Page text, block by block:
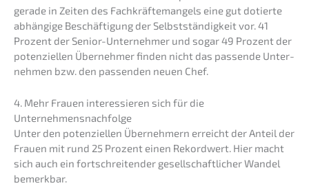
gerade in Zeiten des Fachkräf­te­man­gels eine gut dotier­te
abhän­gi­ge Beschäf­ti­gung der Selbst­stän­dig­keit vor. 41
Prozent der Senior-Unter­neh­mer und sogar 49 Prozent der
poten­zi­el­len Überneh­mer finden nicht das passen­de Unter­
neh­men bzw. den passen­den neuen Chef.
4. Mehr Frauen inter­es­sie­ren sich für die
Unternehmensnachfolge
Unter den poten­zi­el­len Überneh­mern erreicht der Anteil der
Frauen mit rund 25 Prozent einen Rekord­wert. Hier macht
sich auch ein fortschrei­ten­der gesell­schaft­li­cher Wandel
bemerkbar.